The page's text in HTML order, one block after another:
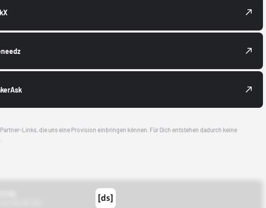
Links, die uns eine Provision einbringen können. Für Dich entstehen dadurch keine